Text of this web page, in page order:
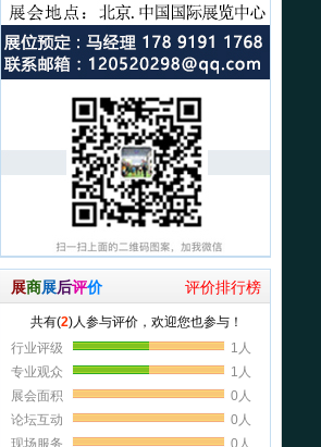
展商展后评价 评价排行榜